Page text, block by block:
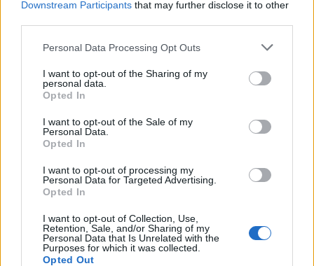
Downstream Participants that may further disclose it to other
Personal Data Processing Opt Outs
I want to opt-out of the Sharing of my
personal data.
Opted In
I want to opt-out of the Sale of my
Personal Data.
Opted In
I want to opt-out of processing my
Personal Data for Targeted Advertising.
Opted In
I want to opt-out of Collection, Use,
Retention, Sale, and/or Sharing of my
Personal Data that Is Unrelated with the
Purposes for which it was collected.
Opted Out